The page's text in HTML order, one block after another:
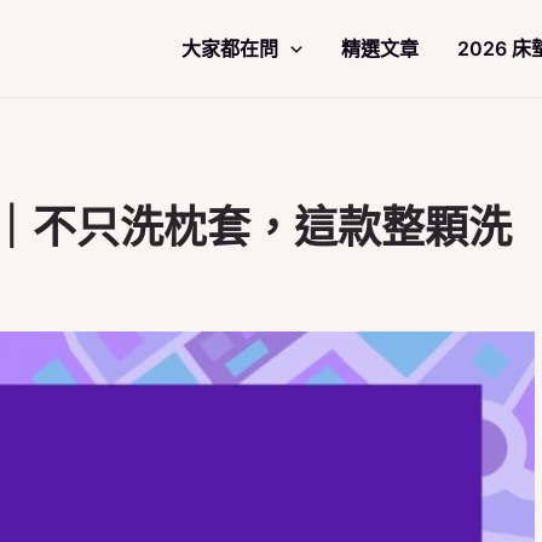
大家都在問 精選文章 2026 床
不只洗枕套，這款整顆洗